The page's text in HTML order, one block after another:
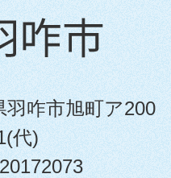
咋市旭町ア200
代)